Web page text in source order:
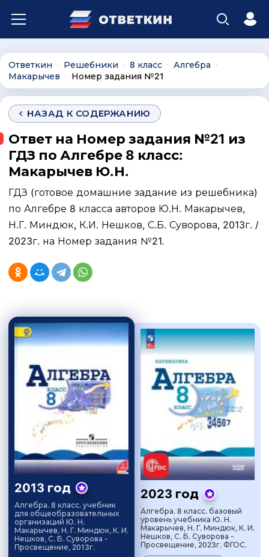
Ответкин ∙ Решебники ∙ 8 класс ∙ Алгебра ∙
Макарычев ∙ Номер задания №21
НАЗАД К СОДЕРЖАНИЮ
Ответ на Номер задания №21 из
ГДЗ по Алгебре 8 класс:
Макарычев Ю.Н.
ГДЗ (готовое домашние задание из решебника)
по Алгебре 8 класса авторов Ю.Н. Макарычев,
Н.Г. Миндюк, К.И. Нешков, С.Б. Суворова, 2013г. /
2023г. на Номер задания №21.
2013 год
Алгебра. 8 класс. учебник
для общеобразовательных
организаций Ю. Н.
Макарычев, Н. Г. Миндюк, К. И.
Нешков, С. Б. Суворова -
Просвещение, 2013г.
2023 год
Алгебра. 8 класс. базовый
уровень учебника Ю. Н.
Макарычев, Н. Г. Миндюк, К. И.
Нешков, С. Б. Суворова -
Просвещение, 2023г. ФГОС.